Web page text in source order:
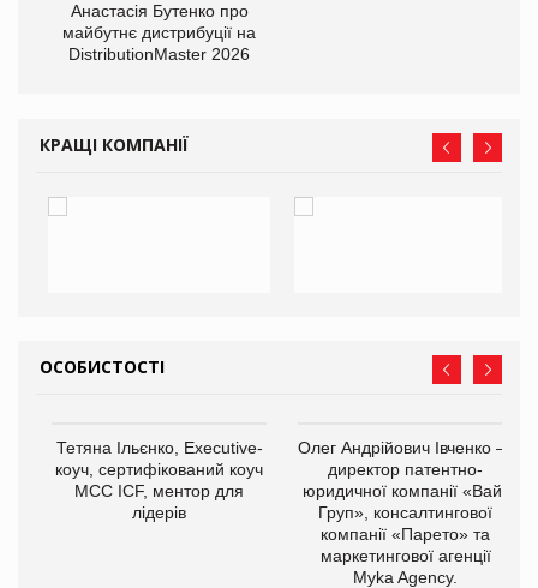
Анастасія Бутенко про
майбутнє дистрибуції на
DistributionMaster 2026
КРАЩІ КОМПАНІЇ
ОСОБИСТОСТІ
Тетяна Ільєнко, Executive-
коуч, сертифікований коуч
МСС ICF, ментор для
лідерів
Олег Андрійович Івченко —
директор патентно-
юридичної компанії «Вайз
Груп», консалтингової
компанії «Парето» та
маркетингової агенції
Myka Agency.